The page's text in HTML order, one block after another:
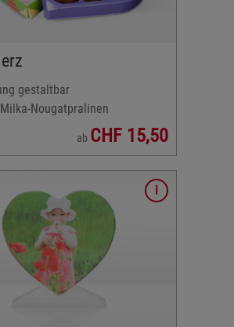
gestaltbar
Nougatpralinen
ab CHF 15,50